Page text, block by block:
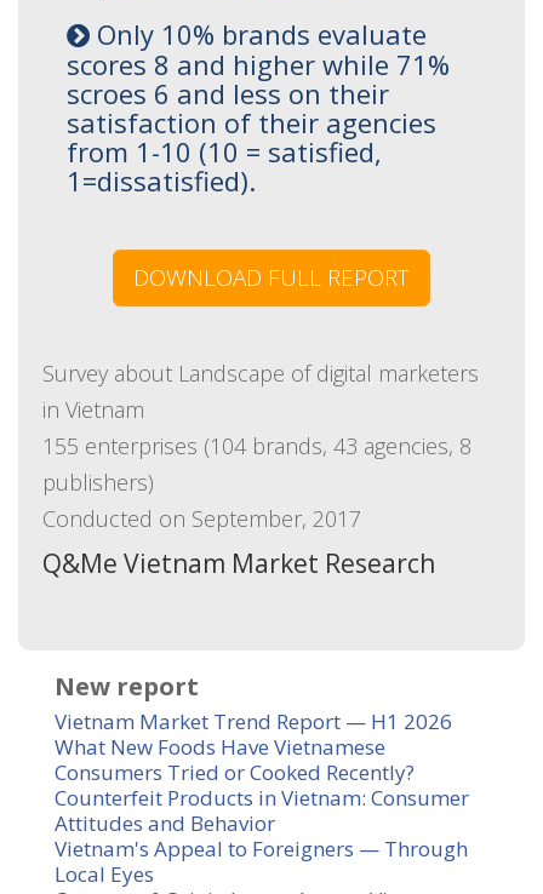
Only 10% brands evaluate
scores 8 and higher while 71%
scroes 6 and less on their
satisfaction of their agencies
from 1-10 (10 = satisfied,
1=dissatisfied).
DOWNLOAD FULL REPORT
Survey about Landscape of digital marketers
in Vietnam
155 enterprises (104 brands, 43 agencies, 8
publishers)
Conducted on September, 2017
Q&Me Vietnam Market Research
New report
Vietnam Market Trend Report — H1 2026
What New Foods Have Vietnamese
Consumers Tried or Cooked Recently?
Counterfeit Products in Vietnam: Consumer
Attitudes and Behavior
Vietnam's Appeal to Foreigners — Through
Local Eyes